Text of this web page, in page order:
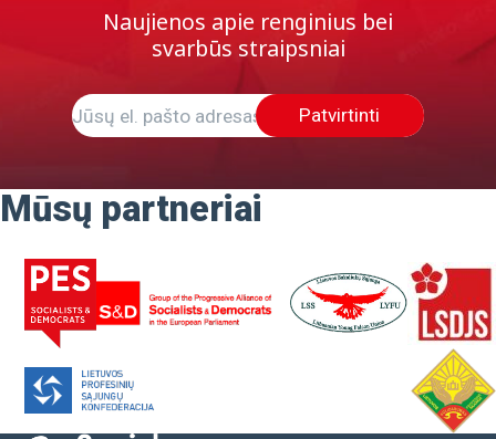
Naujienos apie renginius bei
svarbūs straipsniai
Patvirtinti
Mūsų partneriai